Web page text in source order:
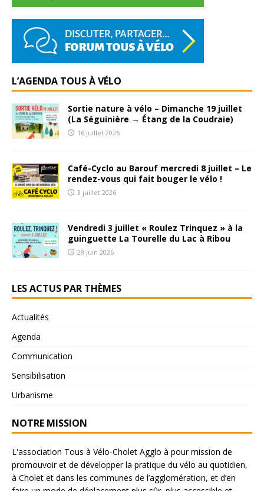
L’AGENDA TOUS À VÉLO
Sortie nature à vélo – Dimanche 19 juillet
(La Séguinière → Étang de la Coudraie)
16 juillet 2026
Café-Cyclo au Barouf mercredi 8 juillet – Le
rendez-vous qui fait bouger le vélo !
3 juillet 2026
Vendredi 3 juillet « Roulez Trinquez » à la
guinguette La Tourelle du Lac à Ribou
28 juin 2026
LES ACTUS PAR THÈMES
Actualités
Agenda
Communication
Sensibilisation
Urbanisme
NOTRE MISSION
L'association Tous à Vélo-Cholet Agglo à pour mission de
promouvoir et de développer la pratique du vélo au quotidien,
à Cholet et dans les communes de l’agglomération, et d’en